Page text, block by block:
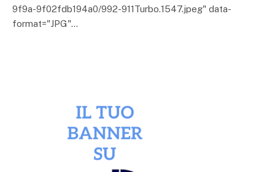
9f9a-9f02fdb194a0/992-911Turbo.1547.jpeg" data-
format="JPG"…